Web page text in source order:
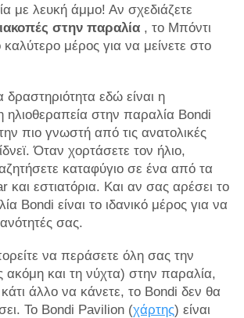
με λευκή άμμο! Αν σχεδιάζετε
στην παραλία, το Μπόντι
καλύτερο μέρος για να μείνετε στο
εδώ είναι η
στην παραλία Bondi
πιο γνωστή από τις ανατολικές
Όταν χορτάσετε τον ήλιο,
καταφύγιο σε ένα από τα
εστιατόρια. Και αν σας αρέσει το
Bondi είναι το ιδανικό μέρος για να
σας.
να περάσετε όλη σας την
ακόμη και τη νύχτα) στην παραλία,
άλλο να κάνετε, το Bondi δεν θα
Το Bondi Pavilion (χάρτης) είναι